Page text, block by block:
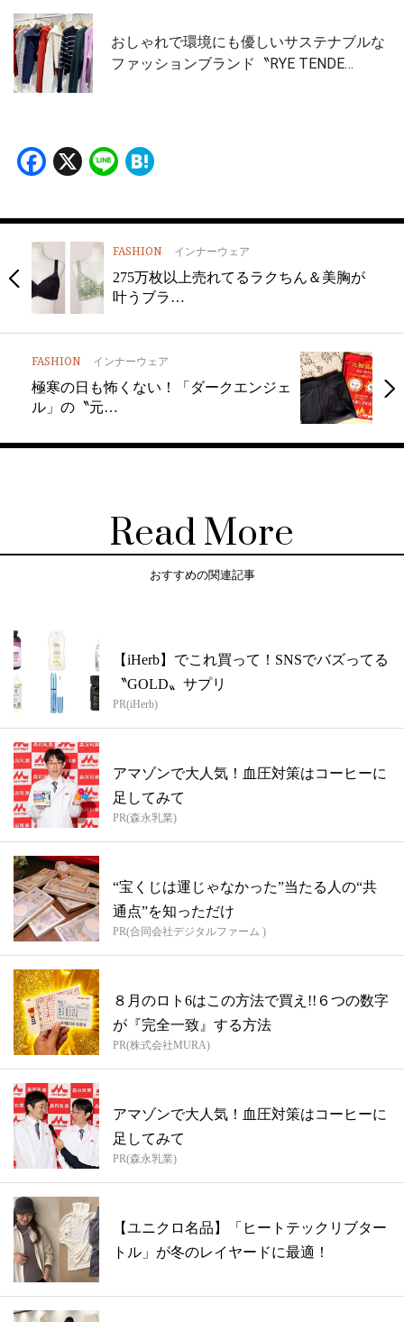
おしゃれで環境にも優しいサステナブルな
ファッションブランド〝RYE TENDE…
Facebook
X Line
FASHION インナーウェア
275万枚以上売れてるラクちん＆美胸が
叶うブラ…
FASHION インナーウェア
極寒の日も怖くない！「ダークエンジェ
ル」の〝元…
Read More
おすすめの関連記事
【iHerb】でこれ買って！SNSでバズってる
〝GOLD〟サプリ
PR(iHerb)
アマゾンで大人気！血圧対策はコーヒーに
足してみて
PR(森永乳業)
“宝くじは運じゃなかった”当たる人の“共
通点”を知っただけ
PR(合同会社デジタルファーム )
８月のロト6はこの方法で買え!!６つの数字
が『完全一致』する方法
PR(株式会社MURA)
アマゾンで大人気！血圧対策はコーヒーに
足してみて
PR(森永乳業)
【ユニクロ名品】「ヒートテックリブター
トル」が冬のレイヤードに最適！